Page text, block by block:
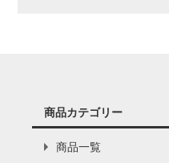
商品カテゴリー
商品一覧